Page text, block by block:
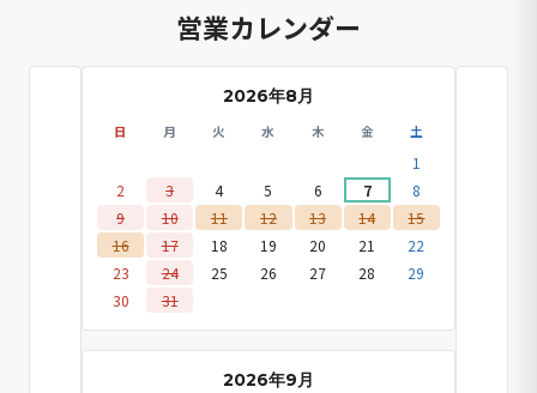
営業カレンダー
2026年8月
日 月 火 水 木 金 土
1
2
3 4 5 6 7
8
9
10 11 12 13 14
15
16
17 18 19 20 21
22
23
24 25 26 27 28
29
30
31
2026年9月